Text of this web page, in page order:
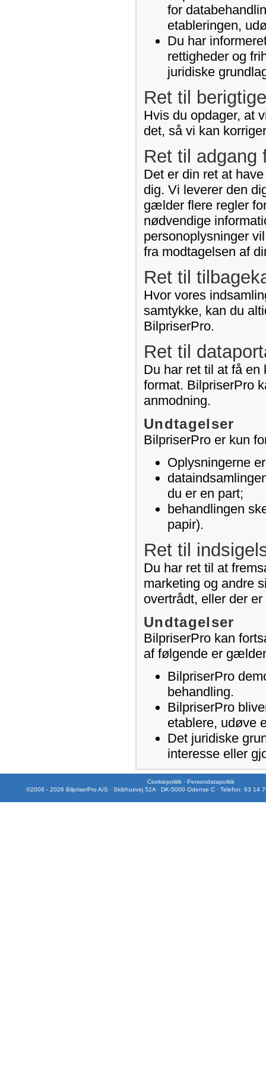
for
etableringen,
Du har
rettigheder og
juridiske
Ret til
Hvis du opdager, at
det, så vi kan
Ret til adgang
Det er din ret at
dig. Vi leverer den
gælder flere regler
nødvendige
personoplysninger
fra modtagelsen af
Ret til
Hvor vores
samtykke, kan du
BilpriserPro.
Ret til
Du har ret til at få
format. BilpriserPro
anmodning.
Undtagelser
BilpriserPro er kun
Oplysningerne
du er en part;
behandlingen
papir).
Ret til
Du har ret til at
marketing og andre
overtrådt, eller der
Undtagelser
BilpriserPro kan
af følgende er
BilpriserPro
behandling.
BilpriserPro
etablere, udøve
Det juridiske
interesse eller
Cookiepolitik · Persondatapolitik
©2008 - 2026 BilpriserPro A/S · Skibhusvej 52A · DK-5000 Odense C · Telefon: 63 14